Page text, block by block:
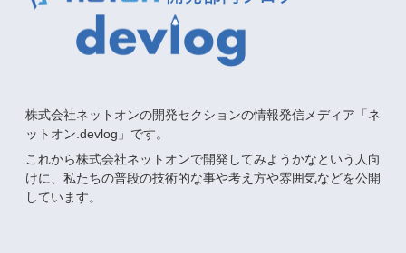
株式会社ネットオンの開発セクションの情報発信メディア「ネ
ットオン.devlog」です。
これから株式会社ネットオンで開発してみようかなという人向
けに、私たちの普段の技術的な事や考え方や雰囲気などを公開
しています。